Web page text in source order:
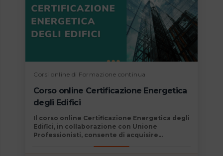
Corsi online di Formazione continua
Corso online Certificazione Energetica
degli Edifici
Il corso online Certificazione Energetica degli
Edifici, in collaborazione con Unione
Professionisti, consente di acquisire